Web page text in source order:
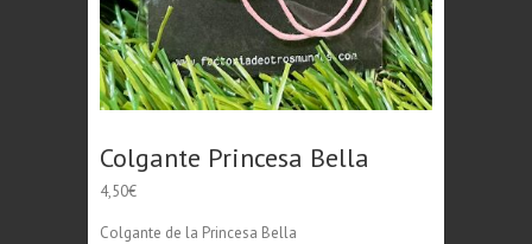
Colgante Princesa Bella
4,50€
Colgante de la Princesa Bella